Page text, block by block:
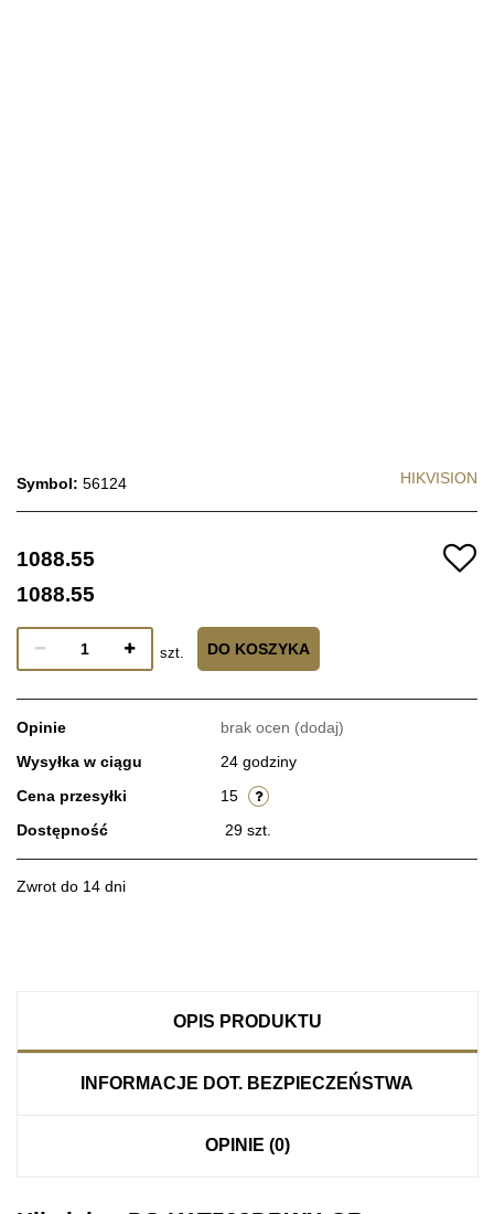
Symbol: 56124 HIKVISION
1088.55
1088.55
szt. DO KOSZYKA
Opinie brak ocen (dodaj)
Wysyłka w ciągu
24 godziny
Cena przesyłki
15
Dostępność
29 szt.
Zwrot do 14 dni
OPIS PRODUKTU
INFORMACJE DOT. BEZPIECZEŃSTWA
OPINIE (0)